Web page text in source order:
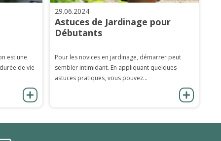
est une
de vie
29.06.2024
Astuces de Jardinage pour
Débutants
Pour les novices en jardinage, démarrer peut
sembler intimidant. En appliquant quelques
astuces pratiques, vous pouvez...